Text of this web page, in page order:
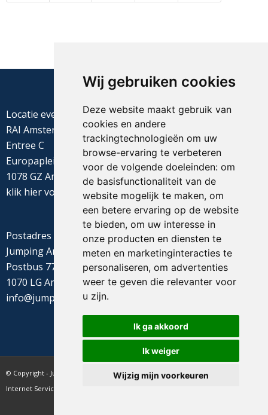
Wij gebruiken cookies
Deze website maakt gebruik van
cookies en andere
trackingtechnologieën om uw
browse-ervaring te verbeteren
voor de volgende doeleinden: om
de basisfunctionaliteit van de
website mogelijk te maken, om
een betere ervaring op de website
te bieden, om uw interesse in
onze producten en diensten te
meten en marketinginteracties te
personaliseren, om advertenties
weer te geven die relevanter voor
u zijn.
Ik ga akkoord
Ik weiger
Wijzig mijn voorkeuren
Locatie evenement
RAI Amsterdam
Entree C
Europaplein 22
1078 GZ Amsterdam
klik hiervoor de routebeschrijving
Postadres
Jumping Amsterdam
Postbus 77655
1070 LG Amsterdam
info@jumpingamsterdam.nl
© Copyright - Jumping Amsterdam - website realisatie CyberNed
Internet Services